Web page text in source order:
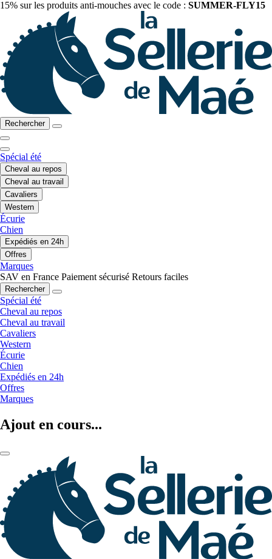
15% sur les produits anti-mouches avec le code : SUMMER-FLY15
Rechercher
Spécial été
Cheval au repos
Cheval au travail
Cavaliers
Western
Écurie
Chien
Expédiés en 24h
Offres
Marques
SAV en France Paiement sécurisé Retours faciles
Rechercher
Spécial été
Cheval au repos
Cheval au travail
Cavaliers
Western
Écurie
Chien
Expédiés en 24h
Offres
Marques
Ajout en cours...